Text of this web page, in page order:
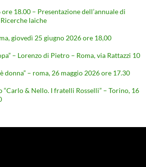
18.00 – Presentazione dell’annuale di
laiche
giovedì 25 giugno 2026 ore 18,00
– Lorenzo di Pietro – Roma, via Rattazzi 10
donna” – roma, 26 maggio 2026 ore 17.30
“Carlo & Nello. I fratelli Rosselli” – Torino, 16